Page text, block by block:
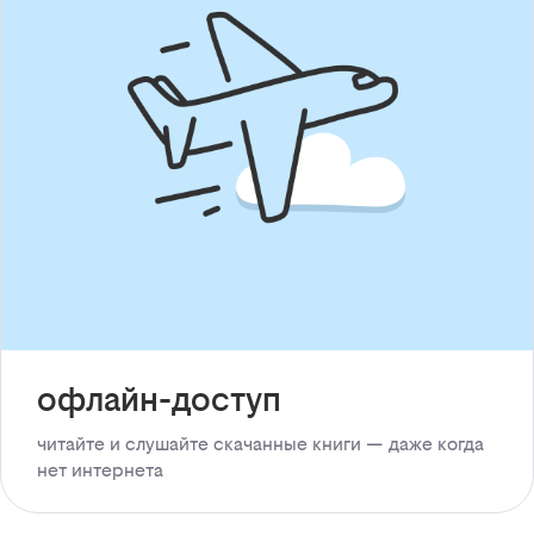
офлайн-доступ
читайте и слушайте скачанные книги — даже когда
нет интернета